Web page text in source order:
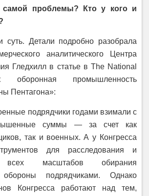
проблемы? Кто у кого и
Детали подробно разобрала
аналитического Центра
Гледхилл в статье в The National
оборонная промышленность
Пентагона»:
подрядчики годами взимали с
суммы — за счет как
так и военных. А у Конгресса
для расследования и
всех масштабов обирания
обороны подрядчиками. Однако
Конгресса работают над тем,